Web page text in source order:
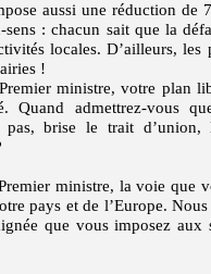
aussi une réduction de
sens : chacun sait que la
locales. D’ailleurs,
!
ministre, votre plan
Quand admettrez-vous
pas, brise le trait
ministre, la voie que
pays et de l’Europe.
que vous imposez